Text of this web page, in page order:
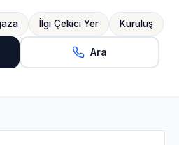
İlgi Çekici Yer Kuruluş
Ara